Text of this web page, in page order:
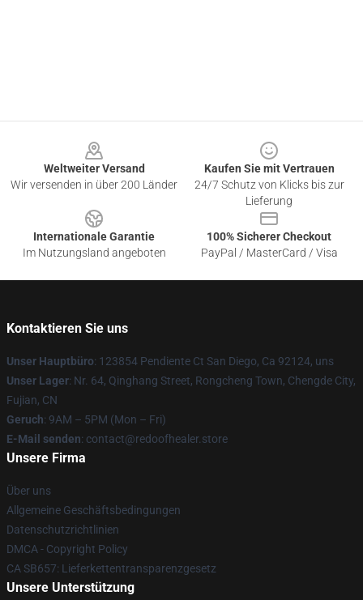
Weltweiter Versand
Wir versenden in über 200 Länder
Kaufen Sie mit Vertrauen
24/7 Schutz von Klicks bis zur
Lieferung
Internationale Garantie
Im Nutzungsland angeboten
100% Sicherer Checkout
PayPal / MasterCard / Visa
Kontaktieren Sie uns
Unser Hauptbüro: 123854 Pendiente Ct San Diego, Ca 92124, uns
Unser Lager: Nr. 64, Qinghang Street, Rongcheng Town, Chengde City,
Fujian, CN
Geruch: 9AM – 5PM (Mon – Fri)
E-Mail senden: contact@redoofhealer.store
Unsere Firma
Über uns
Allgemeine Geschäftsbedingungen
Datenschutzrichtlinien
DMCA - Copyright Policy
CA SB657: Lieferkettentransparenzgesetz
Unsere Unterstützung